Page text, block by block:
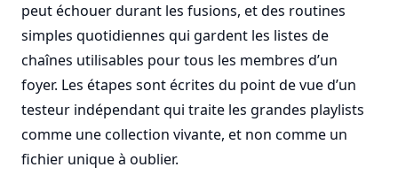
peut échouer durant les fusions, et des routines
simples quotidiennes qui gardent les listes de
chaînes utilisables pour tous les membres d’un
foyer. Les étapes sont écrites du point de vue d’un
testeur indépendant qui traite les grandes playlists
comme une collection vivante, et non comme un
fichier unique à oublier.